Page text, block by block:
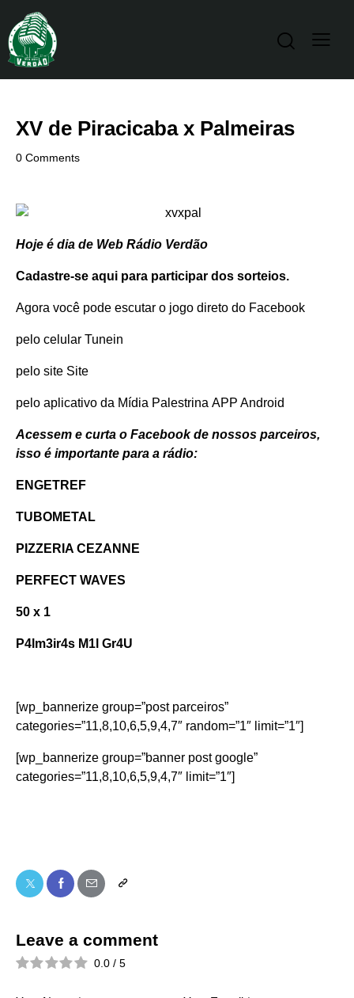
XV de Piracicaba x Palmeiras
0 Comments
Hoje é dia de Web Rádio Verdão
Cadastre-se aqui para participar dos sorteios.
Agora você pode escutar o jogo direto do Facebook
pelo celular Tunein
pelo site Site
pelo aplicativo da Mídia Palestrina APP Android
Acessem e curta o Facebook de nossos parceiros,
isso é importante para a rádio:
ENGETREF
TUBOMETAL
PIZZERIA CEZANNE
PERFECT WAVES
50 x 1
P4lm3ir4s M1l Gr4U
[wp_bannerize group=”post parceiros”
categories=”11,8,10,6,5,9,4,7″ random=”1″ limit=”1″]
[wp_bannerize group=”banner post google”
categories=”11,8,10,6,5,9,4,7″ limit=”1″]
Leave a comment
0.0 / 5